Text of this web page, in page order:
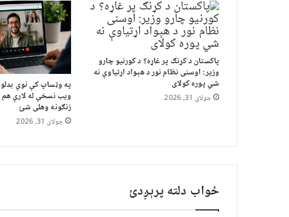
پاکستان د کړنګ پر غاړه؟ د کورنیو چارو
وزیر: اوسنی نظام نور د هېواد اړتیاوې نه
شي پوره کولای
جولای 31, 2026
په وټساپ کې نوي
ویب نسخې له لارې هم
زنګونه وهلی شئ
جولای 31, 2026
ځواب دلته پرېږدئ